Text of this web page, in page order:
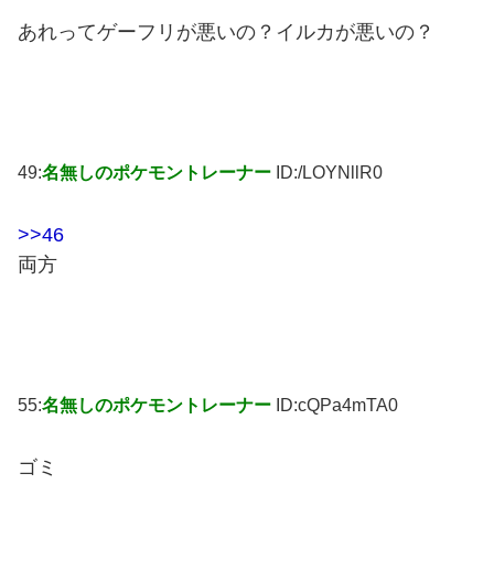
あれってゲーフリが悪いの？イルカが悪いの？
49:名無しのポケモントレーナー ID:/LOYNllR0
>>46
両方
55:名無しのポケモントレーナー ID:cQPa4mTA0
ゴミ